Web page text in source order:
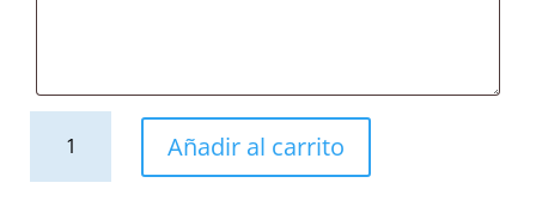
Añadir al carrito